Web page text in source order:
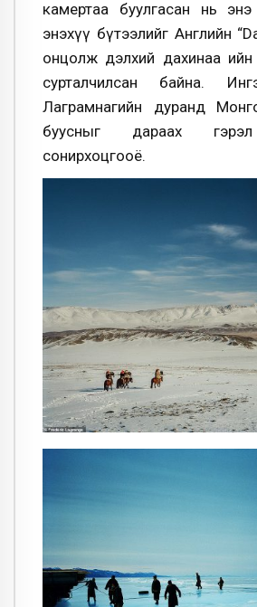
камертаа буулгасан нь
энэхүү бүтээлийг Английн
онцолж дэлхий дахинаа
сурталчилсан байна.
Лаграмнагийн дуранд
буусныг дараах гэрэл
сонирхоцгооё.